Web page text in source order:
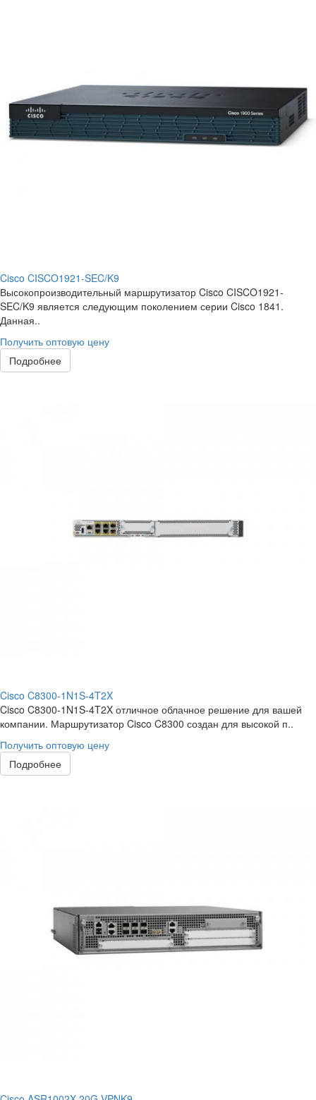
Cisco CISCO1921-SEC/K9
Высокопроизводительный маршрутизатор Cisco CISCO1921-
SEC/K9 является следующим поколением серии Cisco 1841.
Данная..
Получить оптовую цену
Подробнее
Cisco C8300-1N1S-4T2X
Cisco C8300-1N1S-4T2X отличное облачное решение для вашей
компании. Маршрутизатор Cisco C8300 создан для высокой п..
Получить оптовую цену
Подробнее